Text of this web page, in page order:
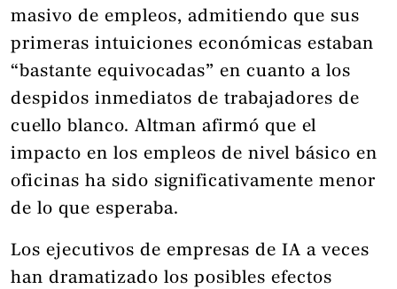
masivo de empleos, admitiendo que sus
primeras intuiciones económicas estaban
“bastante equivocadas” en cuanto a los
despidos inmediatos de trabajadores de
cuello blanco. Altman afirmó que el
impacto en los empleos de nivel básico en
oficinas ha sido significativamente menor
de lo que esperaba.
Los ejecutivos de empresas de IA a veces
han dramatizado los posibles efectos